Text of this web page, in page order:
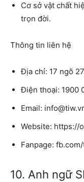
Cơ sở vật chất
trọn đời.
Thông tin liên hệ
Địa chỉ: 17 ngõ
Điện thoại: 1900
Email:
Website: https://
Fanpage:
10. Anh ngữ